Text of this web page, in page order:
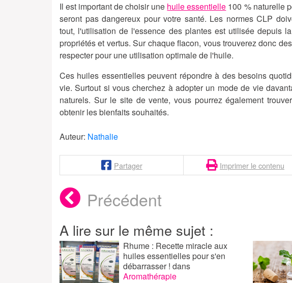
Il est important de choisir une huile essentielle 100 % naturelle
seront pas dangereux pour votre santé. Les normes CLP
tout, l'utilisation de l'essence des plantes est utilisée depuis
propriétés et vertus. Sur chaque flacon, vous trouverez donc
respecter pour une utilisation optimale de l'huile.
Ces huiles essentielles peuvent répondre à des besoins
vie. Surtout si vous cherchez à adopter un mode de vie
naturels. Sur le site de vente, vous pourrez également
obtenir les bienfaits souhaités.
Auteur: Nathalie
Partager Imprimer le contenu
Précédent
A lire sur le même sujet :
Rhume : Recette miracle aux
huiles essentielles pour s'en
débarrasser ! dans
Aromathérapie